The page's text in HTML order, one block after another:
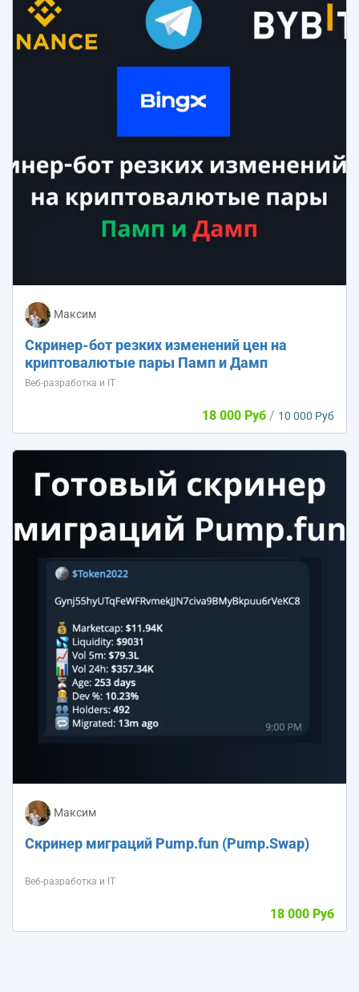
Максим
Скринер-бот резких изменений цен на
криптовалютые пары Памп и Дамп
Веб-разработка и IT
18 000 Руб / 10 000 Руб
Максим
Скринер миграций Pump.fun (Pump.Swap)
Веб-разработка и IT
18 000 Руб